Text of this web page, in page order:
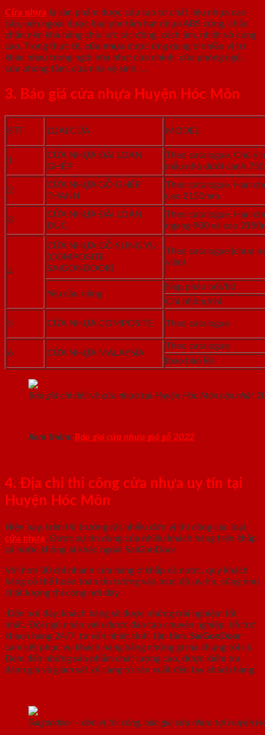
Cửa nhựa là sản phẩm được cấu tạo từ chất liệu nhựa cao
cấp, bên ngoài được bao phr tấm hạt nhựa ABS cứng, chắc
chắn nên khả năng chịu lực tác động, cách âm, nhiệt vô cùng
cao. Trong thực tế, cửa nhựa được ứng dụng ở nhiều vị trí
khác nhau trong ngôi nhà như: cửa chính, cửa phòng ngủ,
cửa phòng tắm, cửa nhà vệ sinh,…
3. Báo giá cửa nhựa Huyện Hóc Môn
STT LOẠI CỬA MODEL
1
CỬA NHỰA ĐÀI LOAN
GHÉP
Theo catalogue. Chú ý
mẫu nhỏ dưới cánh
2
CỬA NHỰA GỖ GHÉP
THANH
Theo catalogue. Hạn
cao 2150mm
3
CỬA NHỰA ĐÀI LOAN
ĐÚC
Theo catalogue. Hạn
ngang 900 và cao
4
CỬA NHỰA GỖ SUNG YU
(COMPOSITE
SAIGONDOOR)
Theo catalogue (chưa
viền)
Yêu cầu riêng
Nẹp phào nổi/bộ
Chỉ nhôm/chỉ
5 CỬA NHỰA COMPOSITE Theo catalogue
6 CỬA NHỰA MALAYSIA
Theo catalogue
(bao bản lề)
Báo giá chi tiết về cửa nhựa tại Huyện Hóc Môn cập nhật
Xem thêm: Báo giá cửa nhựa giả gỗ 2022
4. Địa chỉ thi công cửa nhựa uy tín tại
Huyện Hóc Môn
Hiện nay, trên thị trường rất nhiều đơn vị thi công các loại
cửa nhựa. Được sự tin dùng của nhiều khách hàng trên khắp
cả nước không ai khác ngoài SaiGonDoor .
Với hơn 30 chi nhánh cửa hàng ở khắp cả nước, quý khách
hàng có thể hoàn toàn tin tưởng vào mức độ uy tín, cũng như
chất lượng thi công nơi đây.
Đến nơi đây, khách hàng sẽ được những trải nghiệm tốt
nhất. Đội ngũ nhân viên được đào tạo chuyên nghiệp, hỗ trợ
khách hàng 24/7, tư vấn nhiệt tình, tận tâm. SaiGonDoor
cam kết phục vụ khách hàng bằng những gì mà chúng tôi có.
Đem đến những sản phẩm chất lượng cao, được kiểm tra,
đánh giá và giám sát kỹ càng từ sản xuất đến tay khách hàng.
Saigondoor – đơn vị thi công, báo giá cửa nhựa tại Huyện